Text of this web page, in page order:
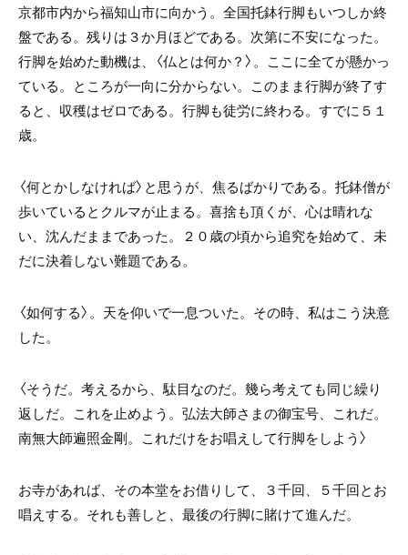
京都市内から福知山市に向かう。全国托鉢行脚もいつしか終
盤である。残りは３か月ほどである。次第に不安になった。
行脚を始めた動機は、〈仏とは何か？〉。ここに全てが懸かっ
ている。ところが一向に分からない。このまま行脚が終了す
ると、収穫はゼロである。行脚も徒労に終わる。すでに５１
歳。
〈何とかしなければ〉と思うが、焦るばかりである。托鉢僧が
歩いているとクルマが止まる。喜捨も頂くが、心は晴れな
い、沈んだままであった。２０歳の頃から追究を始めて、未
だに決着しない難題である。
〈如何する〉。天を仰いで一息ついた。その時、私はこう決意
した。
〈そうだ。考えるから、駄目なのだ。幾ら考えても同じ繰り
返しだ。これを止めよう。弘法大師さまの御宝号、これだ。
南無大師遍照金剛。これだけをお唱えして行脚をしよう〉
お寺があれば、その本堂をお借りして、３千回、５千回とお
唱えする。それも善しと、最後の行脚に賭けて進んだ。